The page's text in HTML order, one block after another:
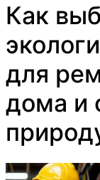
Как
для
дома и